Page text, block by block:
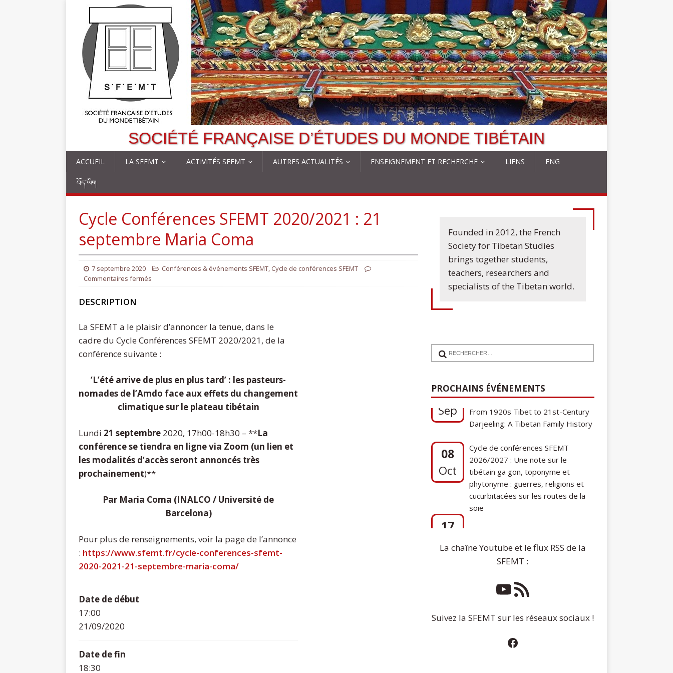
SOCIÉTÉ FRANÇAISE D’ÉTUDES DU MONDE TIBÉTAIN
ACCUEIL LA SFEMT ACTIVITÉS SFEMT AUTRES ACTUALITÉS ENSEIGNEMENT ET RECHERCHE LIENS ENG
བོད་ཡིག
Cycle Conférences SFEMT 2020/2021 : 21
septembre Maria Coma
7 septembre 2020 Conférences & événements SFEMT, Cycle de conférences SFEMT
Commentaires fermés
DESCRIPTION
La SFEMT a le plaisir d’annoncer la tenue, dans le
cadre du Cycle Conférences SFEMT 2020/2021, de la
conférence suivante :
‘L’été arrive de plus en plus tard’ : les pasteurs-
nomades de l’Amdo face aux effets du changement
climatique sur le plateau tibétain
Lundi 21 septembre 2020, 17h00-18h30 – **La
conférence se tiendra en ligne via Zoom (un lien et
les modalités d’accès seront annoncés très
prochainement)**
Par Maria Coma (INALCO / Université de
Barcelona)
Pour plus de renseignements, voir la page de l’annonce
: https://www.sfemt.fr/cycle-conferences-sfemt-
2020-2021-21-septembre-maria-coma/
Date de début
17:00
21/09/2020
Date de fin
18:30
Founded in 2012, the French
Society for Tibetan Studies
brings together students,
teachers, researchers and
specialists of the Tibetan world.
PROCHAINS ÉVÉNEMENTS
17
Darjeeling: A Tibetan Family History
08
Oct
Cycle de conférences SFEMT
2026/2027 : Une note sur le
phytonyme : guerres, religions et
cucurbitacées sur les routes de la
soie
Sep
Communication de Ann Tashi Slater :
From 1920s Tibet to 21st-Century
La chaîne Youtube et le flux RSS de la
SFEMT :
Suivez la SFEMT sur les réseaux sociaux !